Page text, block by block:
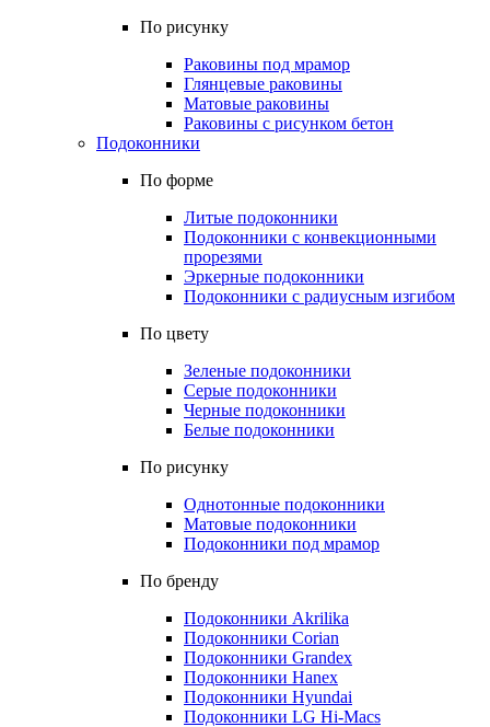
По рисунку
Раковины под мрамор
Глянцевые раковины
Матовые раковины
Раковины с рисунком бетон
Подоконники
По форме
Литые подоконники
Подоконники с конвекционными
прорезями
Эркерные подоконники
Подоконники с радиусным изгибом
По цвету
Зеленые подоконники
Серые подоконники
Черные подоконники
Белые подоконники
По рисунку
Однотонные подоконники
Матовые подоконники
Подоконники под мрамор
По бренду
Подоконники Akrilika
Подоконники Corian
Подоконники Grandex
Подоконники Hanex
Подоконники Hyundai
Подоконники LG Hi-Macs